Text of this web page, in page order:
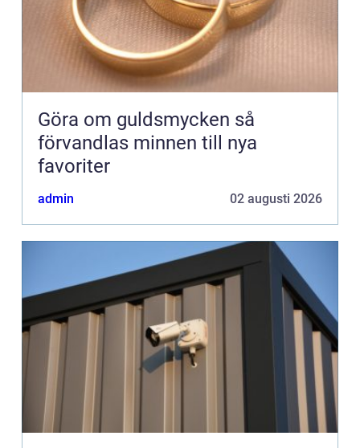
Göra om guldsmycken så
förvandlas minnen till nya
favoriter
admin 02 augusti 2026